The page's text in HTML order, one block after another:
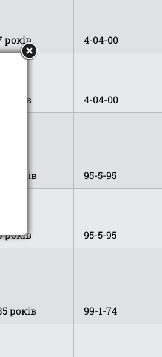
років 4-04-00
7 років 4-04-00
49 років 95-5-95
років 95-5-95
років 99-1-74